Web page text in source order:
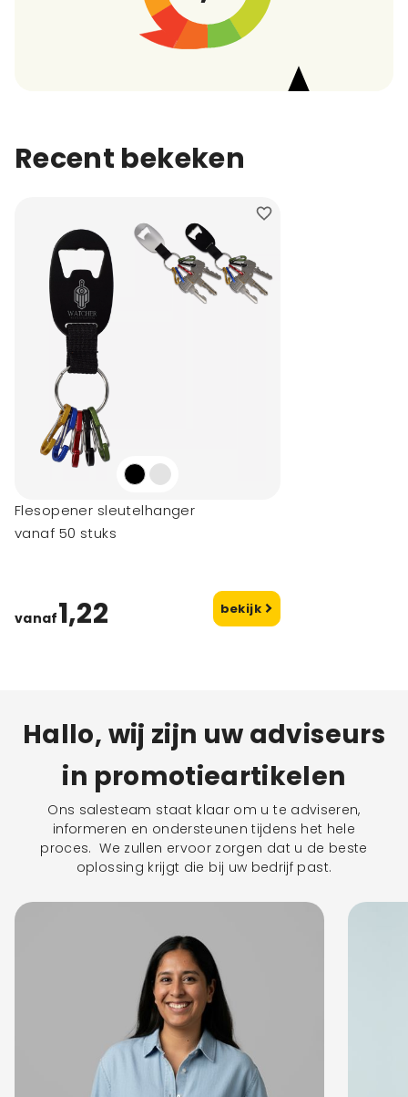
Recent bekeken
Flesopener sleutelhanger
vanaf 50 stuks
vanaf1,22 bekijk
Hallo, wij zijn uw adviseurs
in promotieartikelen
Ons salesteam staat klaar om u te adviseren,
informeren en ondersteunen tijdens het hele
proces. We zullen ervoor zorgen dat u de beste
oplossing krijgt die bij uw bedrijf past.